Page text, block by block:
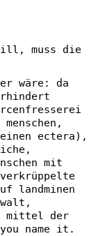
muss die
wäre: da
ectera),
mit
landminen
mittel der
name it.